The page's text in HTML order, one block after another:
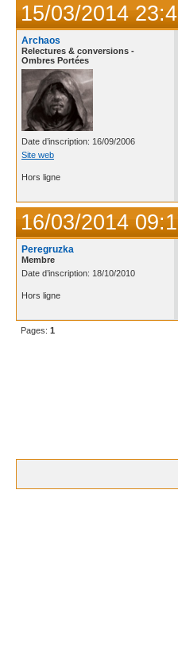
15/03/2014
Archaos
Relectures & conversions -
Ombres Portées
Date d’inscription: 16/09/2006
Site web
Hors ligne
16/03/2014
Peregruzka
Membre
Date d’inscription: 18/10/2010
Hors ligne
Pages: 1